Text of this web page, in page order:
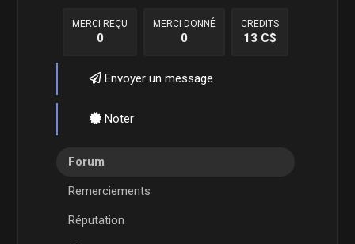
MERCI REÇU
0
MERCI DONNÉ
0
CREDITS
13 C$
Envoyer un message
Noter
Forum
Remerciements
Réputation